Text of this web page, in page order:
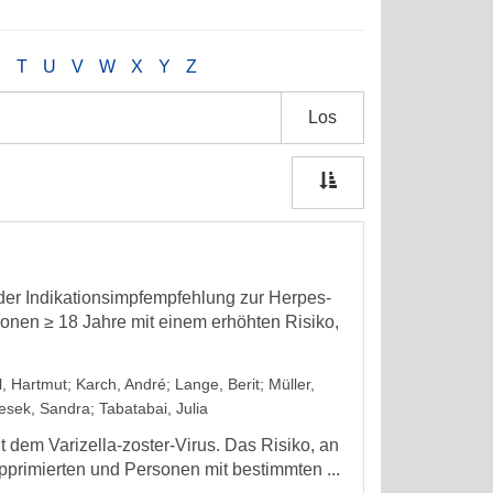
T U V W X Y Z
Los
Indikationsimpfempfehlung zur Herpes-
≥ 18 Jahre mit einem erhöhten Risiko,
Hartmut; Karch, André; Lange, Berit; Müller,
Sandra; Tabatabai, Julia
Varizella-zoster-Virus. Das Risiko, an
und Personen mit bestimmten ...